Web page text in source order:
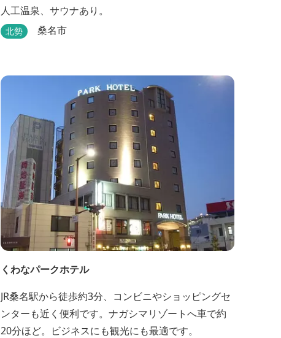
人工温泉、サウナあり。
北勢 桑名市
くわなパークホテル
JR桑名駅から徒歩約3分、コンビニやショッピングセ
ンターも近く便利です。ナガシマリゾートへ車で約
20分ほど。ビジネスにも観光にも最適です。